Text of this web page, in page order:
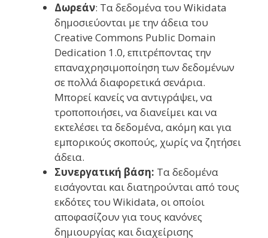
Δωρεάν: Τα δεδομένα του Wikidata
δημοσιεύονται με την άδεια του
Creative Commons Public Domain
Dedication 1.0, επιτρέποντας την
επαναχρησιμοποίηση των δεδομένων
σε πολλά διαφορετικά σενάρια.
Μπορεί κανείς να αντιγράψει, να
τροποποιήσει, να διανείμει και να
εκτελέσει τα δεδομένα, ακόμη και για
εμπορικούς σκοπούς, χωρίς να ζητήσει
άδεια.
Συνεργατική βάση: Τα δεδομένα
εισάγονται και διατηρούνται από τους
εκδότες του Wikidata, οι οποίοι
αποφασίζουν για τους κανόνες
δημιουργίας και διαχείρισης